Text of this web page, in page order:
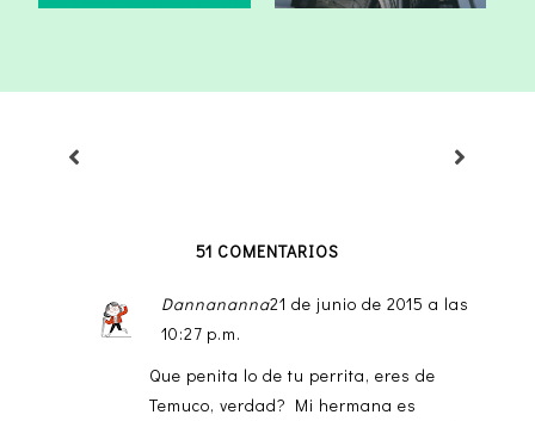
51 COMENTARIOS
Dannananna21 de junio de 2015 a las
10:27 p.m.
Que penita lo de tu perrita, eres de
Temuco, verdad? Mi hermana es